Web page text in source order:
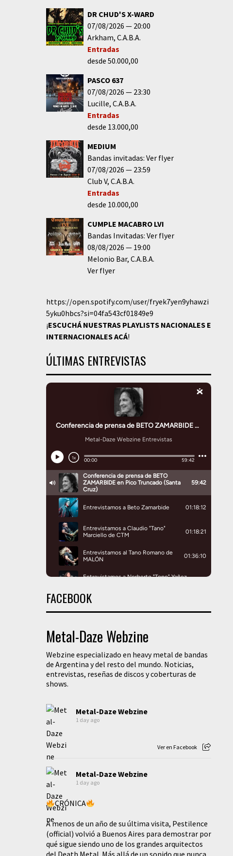
DR CHUD'S X-WARD
07/08/2026
20:00
Arkham C.A.B.A.
Entradas
desde 50.000,00
PASCO 637
07/08/2026
23:30
Lucille C.A.B.A.
Entradas
desde 13.000,00
MEDIUM
Bandas invitadas: Ver flyer
07/08/2026
23:59
Club V C.A.B.A.
Entradas
desde 10.000,00
CUMPLE MACABRO LVI
Bandas Invitadas: Ver flyer
08/08/2026
19:00
Melonio Bar C.A.B.A.
Ver flyer
https://open.spotify.com/user/fryek7yen9yhawzi
5yku0hbcs?si=04fa543cf01849e9
¡ESCUCHÁ NUESTRAS PLAYLISTS NACIONALES E
INTERNACIONALESACÁ!
ÚLTIMAS ENTREVISTAS
FACEBOOK
Metal-Daze Webzine
Webzine especializado en heavy metal de bandas
de Argentina y del resto del mundo. Noticias,
entrevistas, reseñas de discos y coberturas de
shows.
Metal-Daze Webzine
1 day ago
Ver en Facebook
Metal-Daze Webzine
1 day ago
CRÓNICA
A menos de un año de su última visita, Pestilence
(official) volvió a Buenos Aires para demostrar por
qué sigue siendo uno de los grandes arquitectos
del Death Metal. Más allá de un sonido que nunca